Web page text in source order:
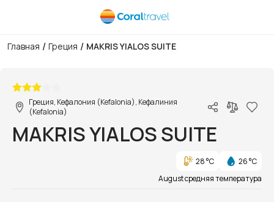
Главная / Греция / MAKRIS YIALOS SUITE
Греция, Кефалония (Kefalonia), Кефалиния
(Kefalonia)
MAKRIS YIALOS SUITE
28 °C
26 °C
August средняя температура